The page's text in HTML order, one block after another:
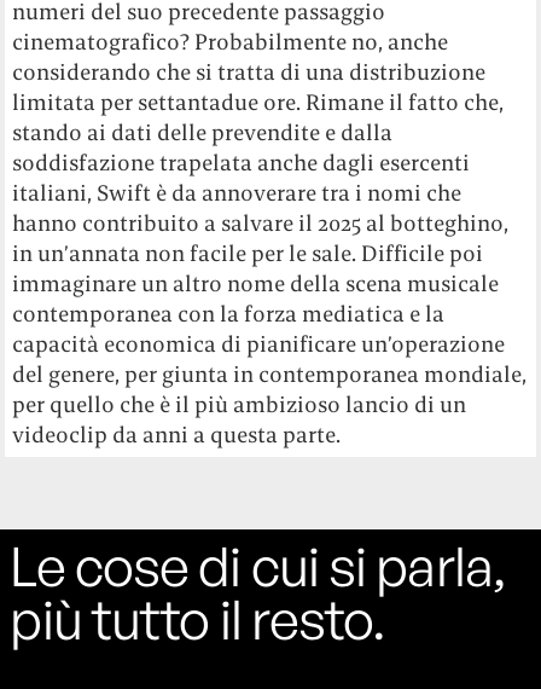
numeri del suo precedente passaggio
cinematografico? Probabilmente no, anche
considerando che si tratta di una distribuzione
limitata per settantadue ore. Rimane il fatto che,
stando ai dati delle prevendite e dalla
soddisfazione trapelata anche dagli esercenti
italiani, Swift è da annoverare tra i nomi che
hanno contribuito a salvare il 2025 al botteghino,
in un’annata non facile per le sale. Difficile poi
immaginare un altro nome della scena musicale
contemporanea con la forza mediatica e la
capacità economica di pianificare un’operazione
del genere, per giunta in contemporanea mondiale,
per quello che è il più ambizioso lancio di un
videoclip da anni a questa parte.
Le cose di cui si parla,
più tutto il resto.